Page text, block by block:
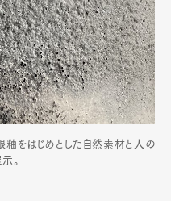
釉をはじめとした自然素材と人の
。